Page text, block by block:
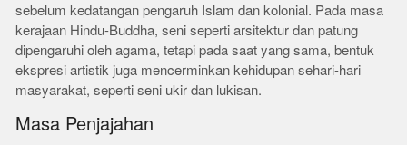
sebelum kedatangan pengaruh Islam dan kolonial. Pada masa
kerajaan Hindu-Buddha, seni seperti arsitektur dan patung
dipengaruhi oleh agama, tetapi pada saat yang sama, bentuk
ekspresi artistik juga mencerminkan kehidupan sehari-hari
masyarakat, seperti seni ukir dan lukisan.
Masa Penjajahan